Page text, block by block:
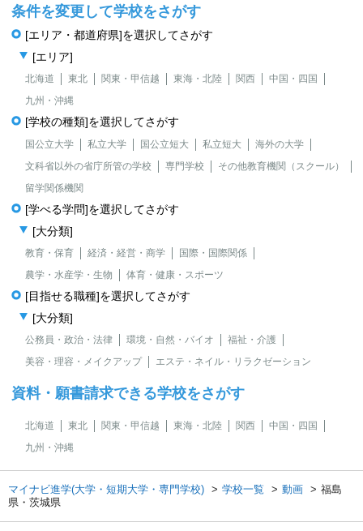
条件を変更して学校をさがす
[エリア・都道府県]を選択してさがす
[エリア]
北海道 東北 関東・甲信越 東海・北陸 関西
中国・四国
九州・沖縄
[学校の種類]を選択してさがす
国公立大学 私立大学 国公立短大 私立短大
海外の大学
文科省以外の省庁所管の学校
専門学校
その他教育機関（スクール）
留学関係機関
[学べる学問]を選択してさがす
[大分類]
教育・保育 経済・経営・商学
国際・国際関係
農学・水産学・生物
体育・健康・スポーツ
[目指せる職種]を選択してさがす
[大分類]
公務員・政治・法律 環境・自然・バイオ
福祉・介護
美容・理容・メイクアップ
エステ・ネイル・リラクゼーション
資料・願書請求できる学校をさがす
北海道 東北 関東・甲信越 東海・北陸 関西
中国・四国
九州・沖縄
マイナビ進学(大学・短期大学・専門学校) 学校一覧 動画
福島
県・茨城県